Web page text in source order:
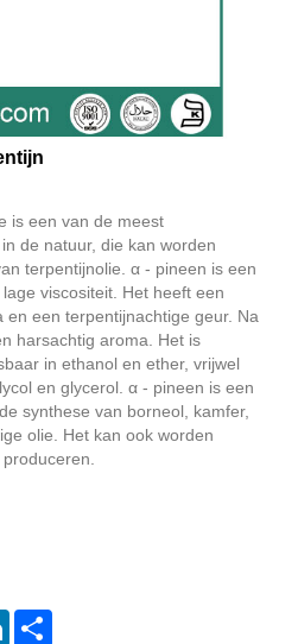
is een van de meest
de natuur, die kan worden
terpentijnolie. α - pineen is een
viscositeit. Het heeft een
een terpentijnachtige geur. Na
harsachtig aroma. Het is
in ethanol en ether, vrijwel
en glycerol. α - pineen is een
synthese van borneol, kamfer,
olie. Het kan ook worden
LinkedIn